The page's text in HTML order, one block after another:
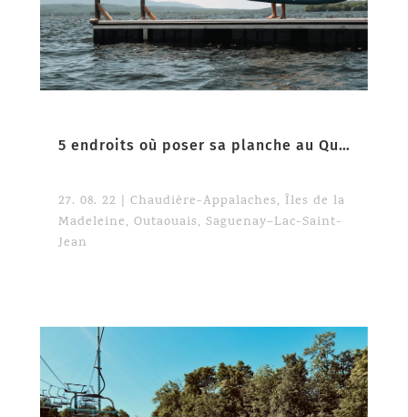
5 endroits où poser sa planche au Québec
27. 08. 22 Chaudière-Appalaches, Îles de la
Madeleine, Outaouais, Saguenay–Lac-Saint-
Jean